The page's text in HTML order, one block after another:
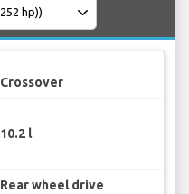
Crossover
10.2 l
Rear wheel drive